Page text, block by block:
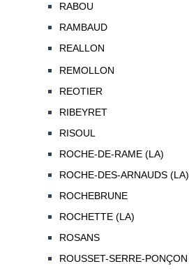
RABOU
RAMBAUD
REALLON
REMOLLON
REOTIER
RIBEYRET
RISOUL
ROCHE-DE-RAME (LA)
ROCHE-DES-ARNAUDS (LA)
ROCHEBRUNE
ROCHETTE (LA)
ROSANS
ROUSSET-SERRE-PONÇON